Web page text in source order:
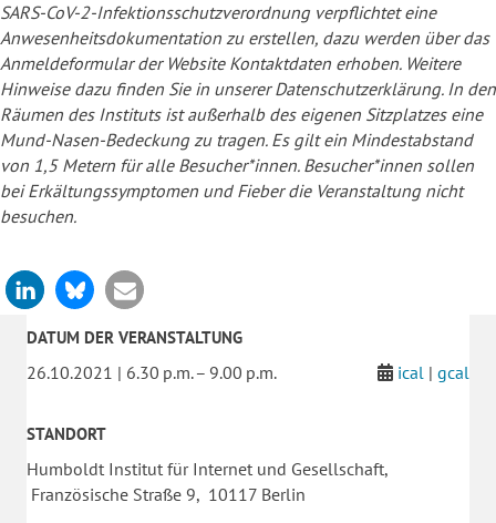
SARS-CoV-2-Infektionsschutzverordnung verpflichtet eine
Anwesenheitsdokumentation zu erstellen, dazu werden über das
Anmeldeformular der Website Kontaktdaten erhoben. Weitere
Hinweise dazu finden Sie in unserer Datenschutzerklärung. In den
Räumen des Instituts ist außerhalb des eigenen Sitzplatzes eine
Mund-Nasen-Bedeckung zu tragen. Es gilt ein Mindestabstand
von 1,5 Metern für alle Besucher*innen. Besucher*innen sollen
bei Erkältungssymptomen und Fieber die Veranstaltung nicht
besuchen.
DATUM DER VERANSTALTUNG
26.10.2021 | 6.30 p.m. – 9.00 p.m. ical | gcal
STANDORT
Humboldt Institut für Internet und Gesellschaft,
Französische Straße 9, 10117 Berlin